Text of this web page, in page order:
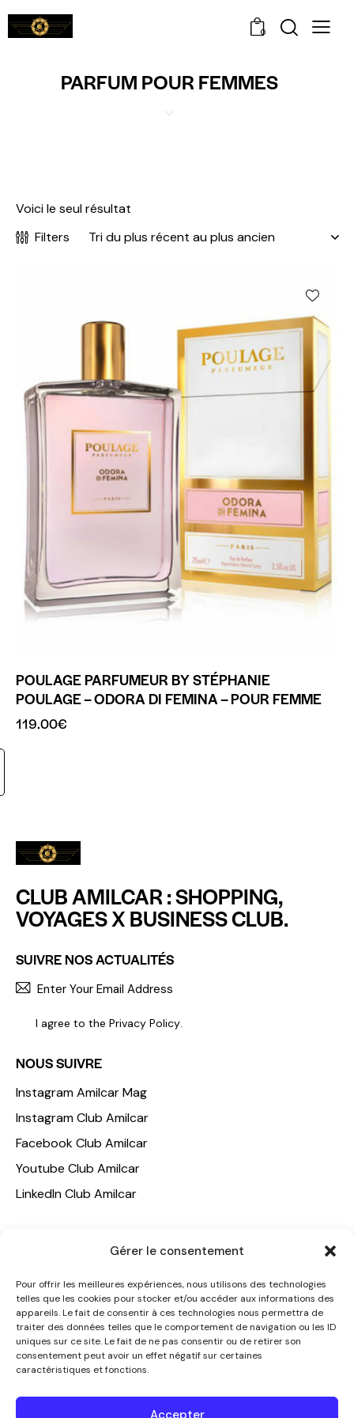
Gérer le consentement
Pour offrir les meilleures expériences, nous utilisons des technologies
telles que les cookies pour stocker et/ou accéder aux informations des
appareils. Le fait de consentir à ces technologies nous permettra de
traiter des données telles que le comportement de navigation ou les ID
uniques sur ce site. Le fait de ne pas consentir ou de retirer son
consentement peut avoir un effet négatif sur certaines
caractéristiques et fonctions.
Accepter
0
PARFUM POUR FEMMES
Voici le seul résultat
Filters
POULAGE PARFUMEUR BY STÉPHANIE
POULAGE – ODORA DI FEMINA – POUR FEMME
119.00€
CLUB AMILCAR : SHOPPING,
VOYAGES X BUSINESS CLUB.
SUIVRE NOS ACTUALITÉS
I agree to the Privacy Policy.
NOUS SUIVRE
Instagram Amilcar Mag
Instagram Club Amilcar
Facebook Club Amilcar
Youtube Club Amilcar
LinkedIn Club Amilcar
AMILCAR TRAVEL CLUB
CLUB AMILCAR, Club d'affaires international
AGENCE MEDIANE
CONTACT
NOUS CONTACTER